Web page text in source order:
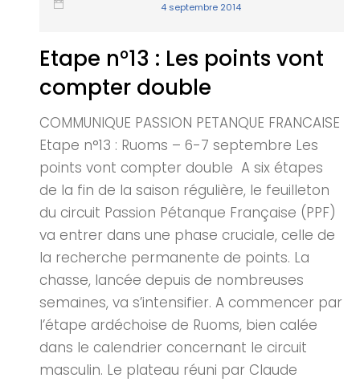
4 septembre 2014
Etape n°13 : Les points vont
compter double
COMMUNIQUE PASSION PETANQUE FRANCAISE
Etape n°13 : Ruoms – 6-7 septembre Les
points vont compter double A six étapes
de la fin de la saison régulière, le feuilleton
du circuit Passion Pétanque Française (PPF)
va entrer dans une phase cruciale, celle de
la recherche permanente de points. La
chasse, lancée depuis de nombreuses
semaines, va s’intensifier. A commencer par
l’étape ardéchoise de Ruoms, bien calée
dans le calendrier concernant le circuit
masculin. Le plateau réuni par Claude